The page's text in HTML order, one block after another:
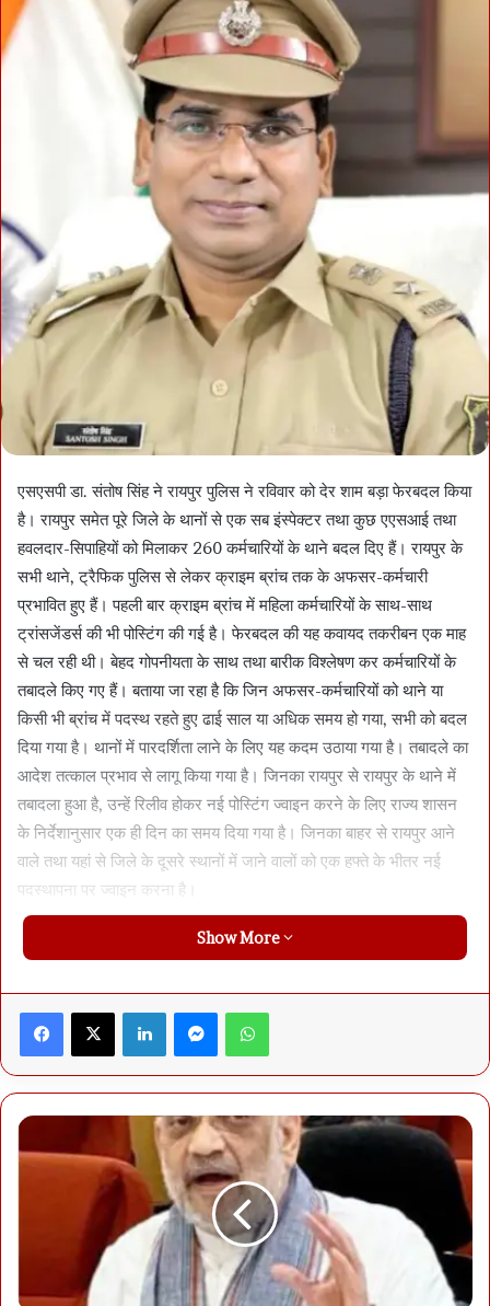
एसएसपी डा. संतोष सिंह ने रायपुर पुलिस ने रविवार को देर शाम बड़ा फेरबदल किया
है। रायपुर समेत पूरे जिले के थानों से एक सब इंस्पेक्टर तथा कुछ एएसआई तथा
हवलदार-सिपाहियों को मिलाकर 260 कर्मचारियों के थाने बदल दिए हैं। रायपुर के
सभी थाने, ट्रैफिक पुलिस से लेकर क्राइम ब्रांच तक के अफसर-कर्मचारी
प्रभावित हुए हैं। पहली बार क्राइम ब्रांच में महिला कर्मचारियों के साथ-साथ
ट्रांसजेंडर्स की भी पोस्टिंग की गई है। फेरबदल की यह कवायद तकरीबन एक माह
से चल रही थी। बेहद गोपनीयता के साथ तथा बारीक विश्लेषण कर कर्मचारियों के
तबादले किए गए हैं। बताया जा रहा है कि जिन अफसर-कर्मचारियों को थाने या
किसी भी ब्रांच में पदस्थ रहते हुए ढाई साल या अधिक समय हो गया, सभी को बदल
दिया गया है। थानों में पारदर्शिता लाने के लिए यह कदम उठाया गया है। तबादले का
आदेश तत्काल प्रभाव से लागू किया गया है। जिनका रायपुर से रायपुर के थाने में
तबादला हुआ है, उन्हें रिलीव होकर नई पोस्टिंग ज्वाइन करने के लिए राज्य शासन
के निर्देशानुसार एक ही दिन का समय दिया गया है। जिनका बाहर से रायपुर आने
वाले तथा यहां से जिले के दूसरे स्थानों में जाने वालों को एक हफ्ते के भीतर नई
पदस्थापना पर ज्वाइन करना है।
Show More
Facebook X LinkedIn